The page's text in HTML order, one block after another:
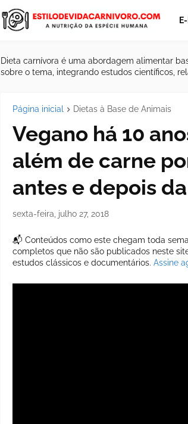
Dieta carnívora é uma abordagem alimentar
sobre o tema, integrando estudos científicos,
Página inicial Dietas à Base de Animais
Vegano há 10
além de carne
antes e depois
sexta-feira, julho 27, 2018
📬 Conteúdos como este chegam toda
completos que não são publicados neste
estudos clássicos e documentários. Assine